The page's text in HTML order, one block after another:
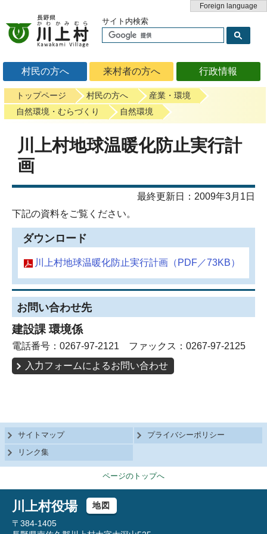
Foreign language
村民の方へ 来村者の方へ 行政情報
サイト内検索
トップページ 村民の方へ
産業・環境
自然環境・むらづくり
自然環境
川上村地球温暖化防止実行計
画
最終更新日：2009年3月1日
下記の資料をご覧ください。
ダウンロード
川上村地球温暖化防止実行計画（PDF／73KB）
お問い合わせ先
建設課 環境係
電話番号：0267-97-2121 ファックス：0267-97-2125
入力フォームによるお問い合わせ
サイトマップ
プライバシーポリシー
リンク集
ページのトップへ
川上村役場
地図
〒384-1405